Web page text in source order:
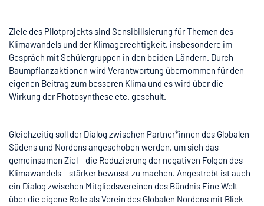
Ziele des Pilotprojekts sind Sensibilisierung für Themen des
Klimawandels und der Klimagerechtigkeit, insbesondere im
Gespräch mit Schülergruppen in den beiden Ländern. Durch
Baumpflanzaktionen wird Verantwortung übernommen für den
eigenen Beitrag zum besseren Klima und es wird über die
Wirkung der Photosynthese etc. geschult.
Gleichzeitig soll der Dialog zwischen Partner*innen des Globalen
Südens und Nordens angeschoben werden, um sich das
gemeinsamen Ziel – die Reduzierung der negativen Folgen des
Klimawandels – stärker bewusst zu machen. Angestrebt ist auch
ein Dialog zwischen Mitgliedsvereinen des Bündnis Eine Welt
über die eigene Rolle als Verein des Globalen Nordens mit Blick